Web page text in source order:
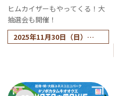
ヒムカイザーもやってくる！大
抽選会も開催！
2025年11月30日（日）